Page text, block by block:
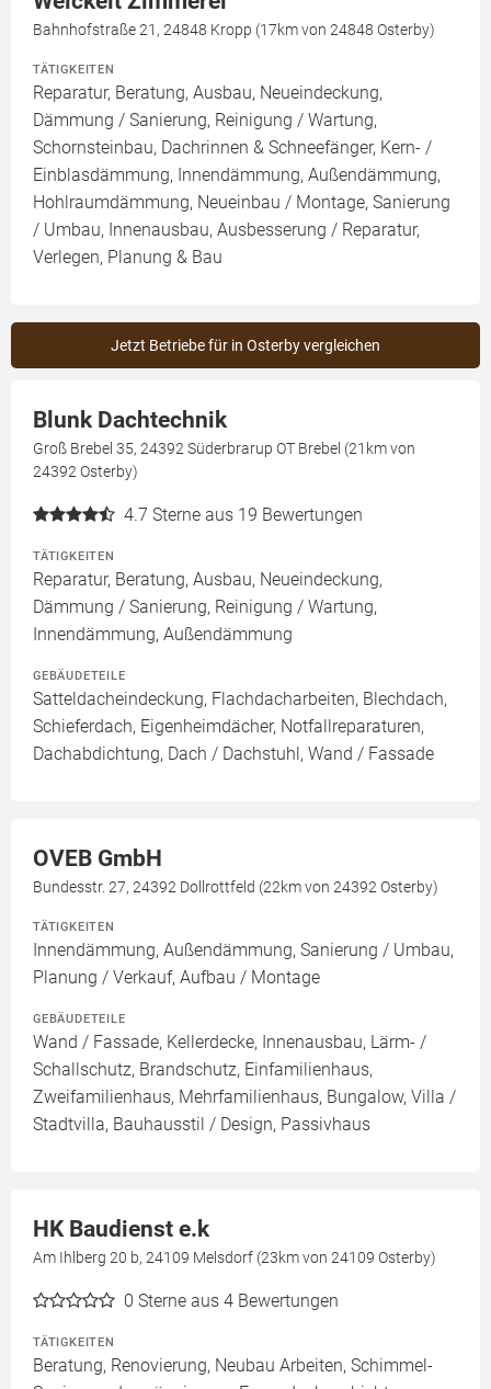
Bahnhofstraße 21, 24848 Kropp (17km von 24848 Osterby)
TÄTIGKEITEN
Reparatur, Beratung, Ausbau, Neueindeckung,
Dämmung / Sanierung, Reinigung / Wartung,
Schornsteinbau, Dachrinnen & Schneefänger, Kern- /
Einblasdämmung, Innendämmung, Außendämmung,
Hohlraumdämmung, Neueinbau / Montage, Sanierung
/ Umbau, Innenausbau, Ausbesserung / Reparatur,
Verlegen, Planung & Bau
Jetzt Betriebe für in Osterby vergleichen
Blunk Dachtechnik
Groß Brebel 35, 24392 Süderbrarup OT Brebel (21km von
24392 Osterby)
4.7 Sterne aus 19 Bewertungen
TÄTIGKEITEN
Reparatur, Beratung, Ausbau, Neueindeckung,
Dämmung / Sanierung, Reinigung / Wartung,
Innendämmung, Außendämmung
GEBÄUDETEILE
Satteldacheindeckung, Flachdacharbeiten, Blechdach,
Schieferdach, Eigenheimdächer, Notfallreparaturen,
Dachabdichtung, Dach / Dachstuhl, Wand / Fassade
OVEB GmbH
Bundesstr. 27, 24392 Dollrottfeld (22km von 24392 Osterby)
TÄTIGKEITEN
Innendämmung, Außendämmung, Sanierung / Umbau,
Planung / Verkauf, Aufbau / Montage
GEBÄUDETEILE
Wand / Fassade, Kellerdecke, Innenausbau, Lärm- /
Schallschutz, Brandschutz, Einfamilienhaus,
Zweifamilienhaus, Mehrfamilienhaus, Bungalow, Villa /
Stadtvilla, Bauhausstil / Design, Passivhaus
HK Baudienst e.k
Am Ihlberg 20 b, 24109 Melsdorf (23km von 24109 Osterby)
0 Sterne aus 4 Bewertungen
TÄTIGKEITEN
Beratung, Renovierung, Neubau Arbeiten, Schimmel-